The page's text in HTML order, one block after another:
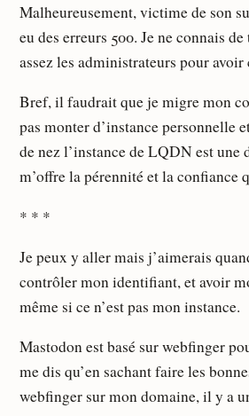
Malheureusement, victime de son
eu des erreurs 500. Je ne connais
assez les administrateurs pour avoir
Bref, il faudrait que je migre mon
pas monter d’instance personnelle
de nez l’instance de LQDN est une
m’offre la pérennité et la confiance
* * *
Je peux y aller mais j’aimerais
contrôler mon identifiant, et avoir
même si ce n’est pas mon instance.
Mastodon est basé sur webfinger
me dis qu’en sachant faire les
webfinger sur mon domaine, il y a